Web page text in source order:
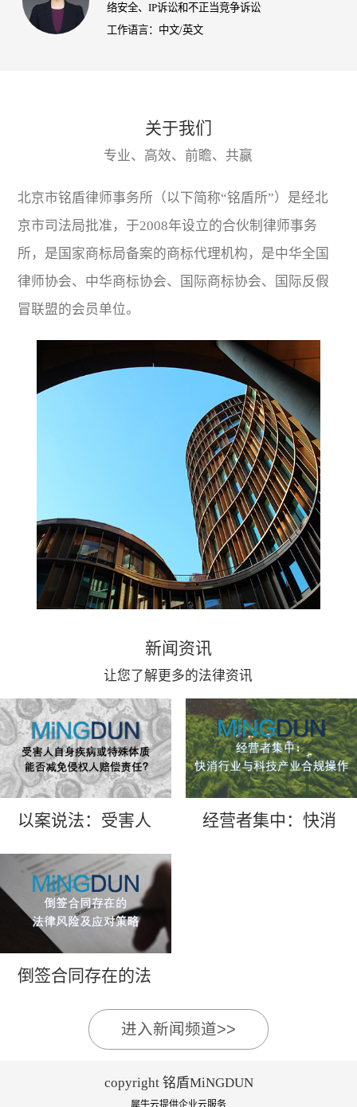
络安全、IP诉讼和不正当竞争诉讼
工作语言：中文/英文
关于我们
专业、高效、前瞻、共赢
北京市铭盾律师事务所（以下简称“铭盾所”）是经北
京市司法局批准，于2008年设立的合伙制律师事务
所，是国家商标局备案的商标代理机构，是中华全国
律师协会、中华商标协会、国际商标协会、国际反假
冒联盟的会员单位。
新闻资讯
让您了解更多的法律资讯
以案说法：受害人
质能否减免侵权人
赔偿责任？
经营者集中：快消
倒签合同存在的法
进入新闻频道>>
copyright 铭盾MiNGDUN
犀牛云提供企业云服务